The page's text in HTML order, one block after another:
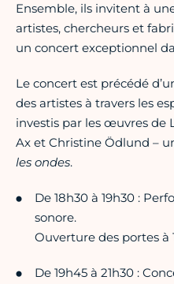
Ensemble, ils invitent à
artistes, chercheurs et
un concert exceptionnel
Le concert est précédé
des artistes à travers les
investis par les œuvres de
Ax et Christine Ödlund –
les ondes.
De 18h30 à 19h30 :
sonore.
Ouverture des portes à
De 19h45 à 21h30 :